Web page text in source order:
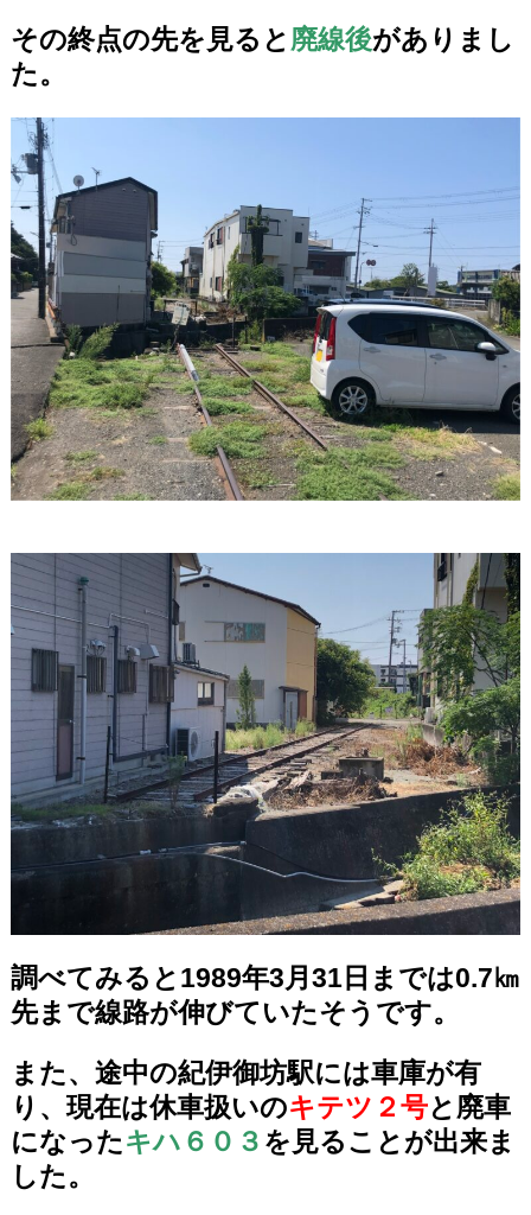
その終点の先を見ると 廃線後がありまし
た。
調べてみると1989年3月31日までは0.7㎞
先まで線路が伸びていたそうです。
また、途中の紀伊御坊駅には車庫が有
り、現在は休車扱いのキテツ２号と廃車
になった キハ６０３ を見ることが出来ま
した。